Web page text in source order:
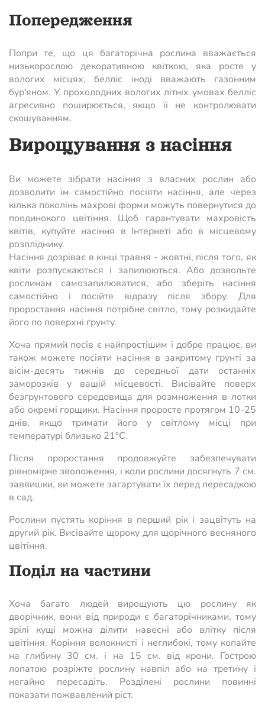
Попередження
Попри те, що ця багаторічна рослина вважається
низькорослою декоративною квіткою, яка росте у
вологих місцях, белліс іноді вважають газонним
бур'яном. У прохолодних вологих літніх умовах белліс
агресивно поширюється, якщо її не контролювати
скошуванням.
Вирощування з насіння
Ви можете зібрати насіння з власних рослин або
дозволити їм самостійно посіяти насіння, але через
кілька поколінь махрові форми можуть повернутися до
поодинокого цвітіння. Щоб гарантувати махровість
квітів, купуйте насіння в Інтернеті або в місцевому
розпліднику.
Насіння дозріває в кінці травня - жовтні, після того, як
квіти розпускаються і запилюються. Або дозвольте
рослинам самозапилюватися, або зберіть насіння
самостійно і посійте відразу після збору. Для
проростання насіння потрібне світло, тому розкидайте
його по поверхні ґрунту.
Хоча прямий посів є найпростішим і добре працює, ви
також можете посіяти насіння в закритому ґрунті за
вісім-десять тижнів до середньої дати останніх
заморозків у вашій місцевості. Висівайте поверх
безґрунтового середовища для розмноження в лотки
або окремі горщики. Насіння проросте протягом 10-25
днів, якщо тримати його у світлому місці при
температурі близько 21°С.
Після проростання продовжуйте забезпечувати
рівномірне зволоження, і коли рослини досягнуть 7 см.
заввишки, ви можете загартувати їх перед пересадкою
в сад.
Рослини пустять коріння в перший рік і зацвітуть на
другий рік. Висівайте щороку для щорічного весняного
цвітіння.
Поділ на частини
Хоча багато людей вирощують цю рослину як
дворічник, вони від природи є багаторічниками, тому
зрілі кущі можна ділити навесні або влітку після
цвітіння. Коріння волокнисті і неглибокі, тому копайте
на глибину 30 см. і на 15 см. від крони. Гострою
лопатою розріжте рослину навпіл або на третину і
негайно пересадіть. Розділені рослини повинні
показати пожвавлений ріст.